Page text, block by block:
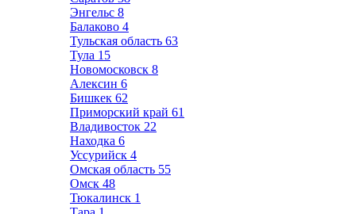
Энгельс 8
Балаково 4
Тульская область 63
Тула 15
Новомосковск 8
Алексин 6
Бишкек 62
Приморский край 61
Владивосток 22
Находка 6
Уссурийск 4
Омская область 55
Омск 48
Тюкалинск 1